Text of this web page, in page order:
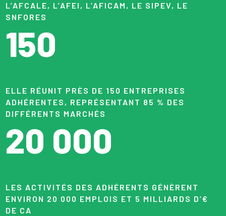
L’AFCALE, L’AFEI, L’AFICAM, LE SIPEV, LE
SNFORES
150
ELLE RÉUNIT PRÈS DE 150 ENTREPRISES
ADHÉRENTES, REPRÉSENTANT 85 % DES
DIFFÉRENTS MARCHÉS
20 000
LES ACTIVITÉS DES ADHÉRENTS GÉNÈRENT
ENVIRON 20 000 EMPLOIS ET 5 MILLIARDS D’€
DE CA